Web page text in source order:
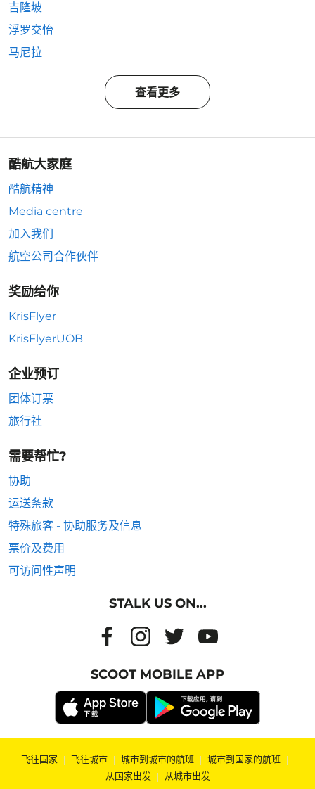
吉隆坡
浮罗交怡
马尼拉
查看更多
酷航大家庭
酷航精神
Media centre
加入我们
航空公司合作伙伴
奖励给你
KrisFlyer
KrisFlyerUOB
企业预订
团体订票
旅行社
需要帮忙?
协助
运送条款
特殊旅客 - 协助服务及信息
票价及费用
可访问性声明
STALK US ON...
SCOOT MOBILE APP
飞往国家 | 飞往城市 | 城市到城市的航班 | 城市到国家的航班 |
从国家出发 | 从城市出发